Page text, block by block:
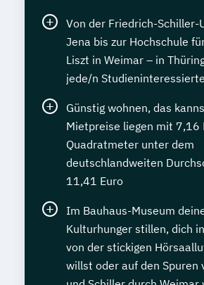
Von der Friedrich-Schiller-
Jena bis zur Hochschule
Liszt in Weimar – in
jede/n
Günstig wohnen, das
Mietpreise liegen mit 7,16
Quadratmeter unter dem
deutschlandweiten
11,41 Euro
Im Bauhaus-Museum
Kulturhunger stillen, dich
von der stickigen
willst oder auf den Spuren